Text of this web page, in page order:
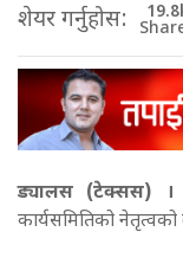
शेयर गर्नुहोस:
ड्यालस (टेक्सस) ।
कार्यसमितिको